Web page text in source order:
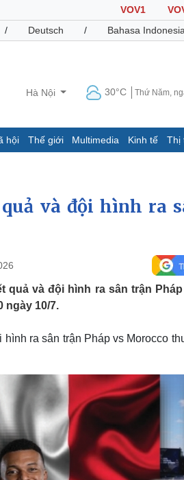
VOV1
/ Deutsch / Bahasa Indonesia
Hà Nội 30°C Thứ Năm,
hội Thế giới Multimedia Kinh tế Thị
Dự báo thời tiết
Giáo dục
Hồ
Quân sự - Quốc phòng
Vũ khí
Việt Nam
Thể
Đời sống
Blog
Tình yêu - Gia đình
Văn
Âm
và đội hình ra
quả và đội hình ra sân trận
ngày 10/7.
hình ra sân trận Pháp vs Morocco